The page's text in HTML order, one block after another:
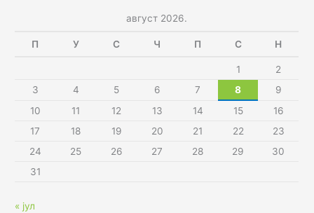
август 2026.
П У С Ч П С Н
1
2
3
4 5 6 7 8
9
10
11 12 13 14 15
16
17
18 19 20 21 22
23
24
25 26 27 28 29
30
31
« јул